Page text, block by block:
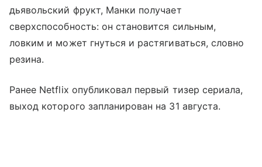
дьявольский фрукт, Манки получает
сверхспособность: он становится сильным,
ловким и может гнуться и растягиваться, словно
резина.
Ранее Netflix опубликовал первый тизер сериала,
выход которого запланирован на 31 августа.